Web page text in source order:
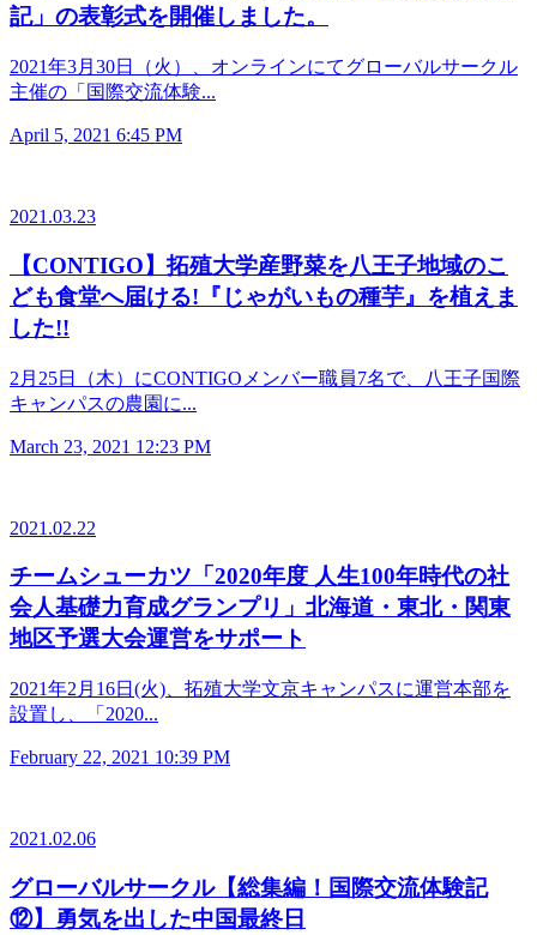
記」の表彰式を開催しました。
2021年3月30日（火）、オンラインにてグローバルサークル
主催の「国際交流体験...
April 5, 2021 6:45 PM
2021.03.23
【CONTIGO】拓殖大学産野菜を八王子地域のこ
ども食堂へ届ける!『じゃがいもの種芋』を植えま
した!!
2月25日（木）にCONTIGOメンバー職員7名で、八王子国際
キャンパスの農園に...
March 23, 2021 12:23 PM
2021.02.22
チームシューカツ「2020年度 人生100年時代の社
会人基礎力育成グランプリ」北海道・東北・関東
地区予選大会運営をサポート
2021年2月16日(火)、拓殖大学文京キャンパスに運営本部を
設置し、「2020...
February 22, 2021 10:39 PM
2021.02.06
グローバルサークル【総集編！国際交流体験記
⑫】勇気を出した中国最終日